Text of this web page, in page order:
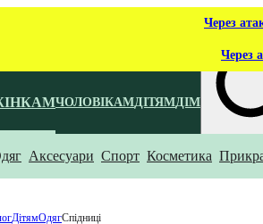
Через
Через
ЧОЛОВІКАМДІТЯМДІМ
Що ти
Аксесуари Спорт Косметика
ДітямОдягСпідниці